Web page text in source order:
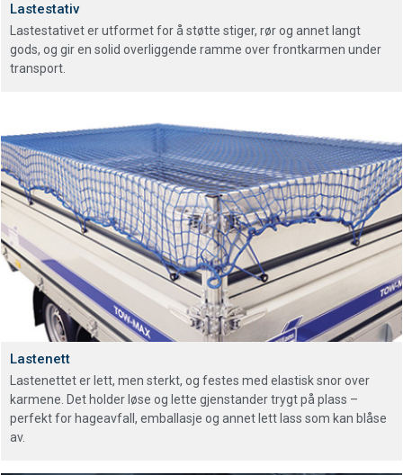
Lastestativ
Lastestativet er utformet for å støtte stiger, rør og annet langt
gods, og gir en solid overliggende ramme over frontkarmen under
transport.
Lastenett
Lastenettet er lett, men sterkt, og festes med elastisk snor over
karmene. Det holder løse og lette gjenstander trygt på plass –
perfekt for hageavfall, emballasje og annet lett lass som kan blåse
av.